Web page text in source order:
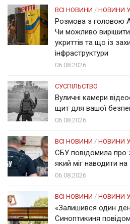
ВСІ НОВИНИ / НОВИНИ
Розмова з головою
Чи можливо
укриттів та що із
інфраструктури
06.08.2026
СУСПІЛЬСТВО
Вуличні камери
щит для вашої
06.08.2026
ВСІ НОВИНИ / НОВИНИ
СБУ повідомила про
який міг наводити на
06.08.2026
ВСІ НОВИНИ / НОВИНИ
«Залишився один
Синоптикиня